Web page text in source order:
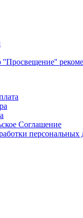
''Просвещение''
Соглашение
персональных